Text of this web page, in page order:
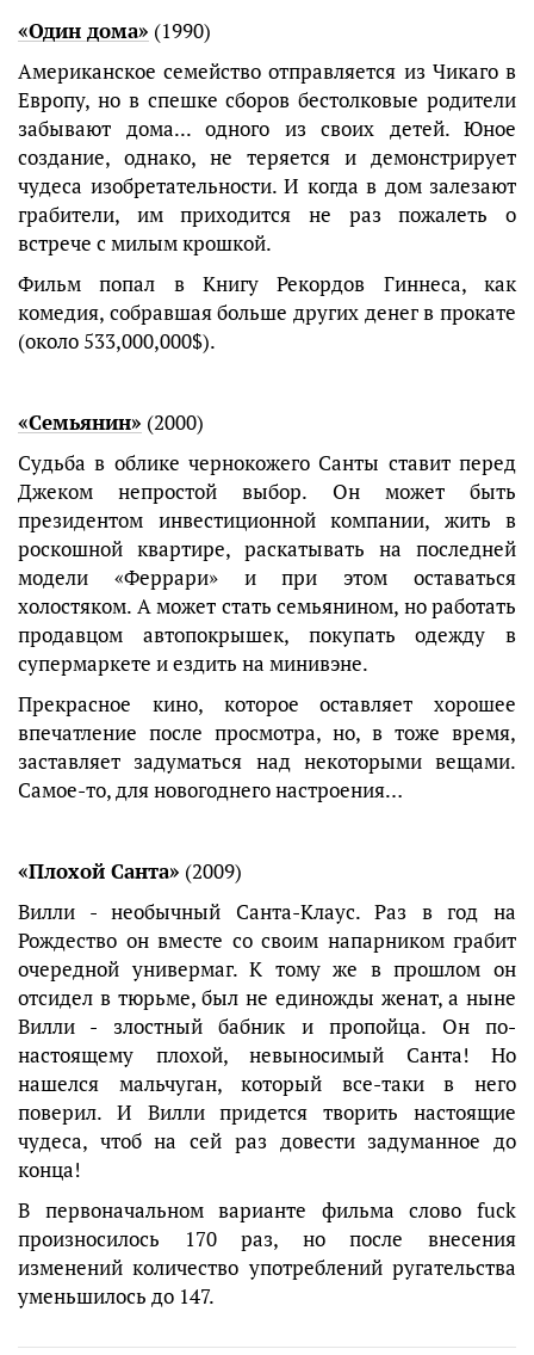
«Один дома» (1990)
Американское семейство отправляется из Чикаго в
Европу, но в спешке сборов бестолковые родители
забывают дома... одного из своих детей. Юное
создание, однако, не теряется и демонстрирует
чудеса изобретательности. И когда в дом залезают
грабители, им приходится не раз пожалеть о
встрече с милым крошкой.
Фильм попал в Книгу Рекордов Гиннеса, как
комедия, собравшая больше других денег в прокате
(около 533,000,000$).
«Семьянин» (2000)
Судьба в облике чернокожего Санты ставит перед
Джеком непростой выбор. Он может быть
президентом инвестиционной компании, жить в
роскошной квартире, раскатывать на последней
модели «Феррари» и при этом оставаться
холостяком. А может стать семьянином, но работать
продавцом автопокрышек, покупать одежду в
супермаркете и ездить на минивэне.
Прекрасное кино, которое оставляет хорошее
впечатление после просмотра, но, в тоже время,
заставляет задуматься над некоторыми вещами.
Самое-то, для новогоднего настроения…
«Плохой Санта» (2009)
Вилли - необычный Санта-Клаус. Раз в год на
Рождество он вместе со своим напарником грабит
очередной универмаг. К тому же в прошлом он
отсидел в тюрьме, был не единожды женат, а ныне
Вилли - злостный бабник и пропойца. Он по-
настоящему плохой, невыносимый Санта! Но
нашелся мальчуган, который все-таки в него
поверил. И Вилли придется творить настоящие
чудеса, чтоб на сей раз довести задуманное до
конца!
В первоначальном варианте фильма слово fuck
произносилось 170 раз, но после внесения
изменений количество употреблений ругательства
уменьшилось до 147.